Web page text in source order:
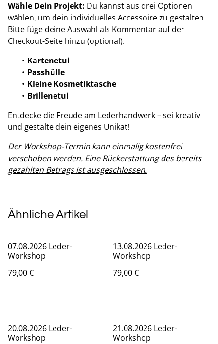
Wähle Dein Projekt: Du kannst aus drei Optionen
wählen, um dein individuelles Accessoire zu gestalten.
Bitte füge deine Auswahl als Kommentar auf der
Checkout-Seite hinzu (optional):
Kartenetui
Passhülle
Kleine Kosmetiktasche
Brillenetui
Entdecke die Freude am Lederhandwerk – sei kreativ
und gestalte dein eigenes Unikat!
Der Workshop-Termin kann einmalig kostenfrei
verschoben werden. Eine Rückerstattung des bereits
gezahlten Betrags ist ausgeschlossen.
Ähnliche Artikel
07.08.2026 Leder-
Workshop
79,00 €
13.08.2026 Leder-
Workshop
79,00 €
20.08.2026 Leder-
Workshop
21.08.2026 Leder-
Workshop